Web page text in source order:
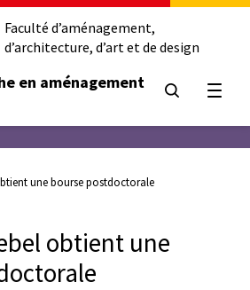
Faculté d’aménagement,
d’architecture, d’art et de design
en aménagement
une bourse postdoctorale
obtient une